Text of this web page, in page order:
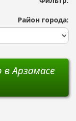
Район города:
Арзамасе